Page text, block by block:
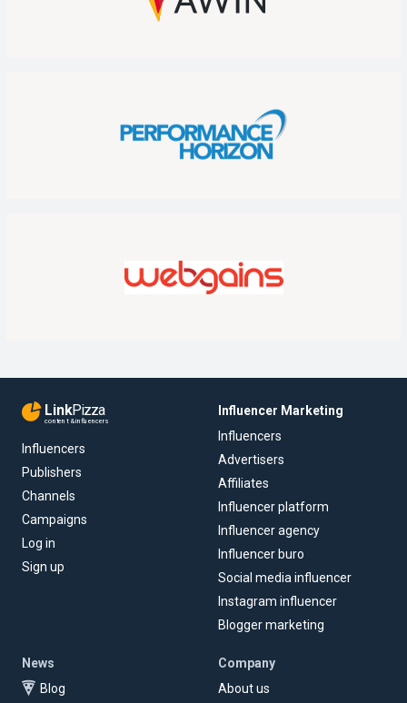
LinkPizza
content & influencers
Influencers
Publishers
Channels
Campaigns
Log in
Sign up
Influencer Marketing
Influencers
Advertisers
Affiliates
Influencer platform
Influencer agency
Influencer buro
Social media influencer
Instagram influencer
Blogger marketing
News
Blog
Company
About us